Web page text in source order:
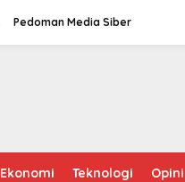
Pedoman Media Siber
Ekonomi Teknologi Opini